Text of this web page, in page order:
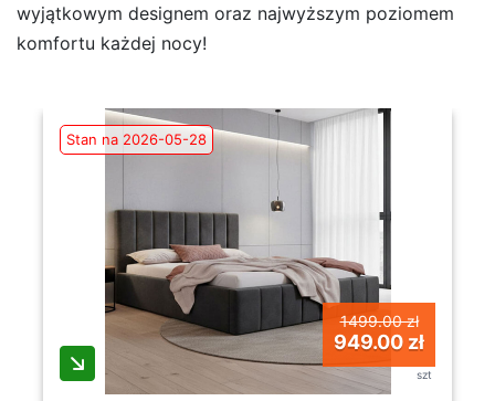
wyjątkowym designem oraz najwyższym poziomem
komfortu każdej nocy!
Stan na 2026-05-28
1499.00 zł
949.00 zł
szt